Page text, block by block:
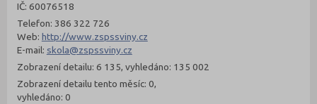
IČ: 60076518
Telefon: 386 322 726
Web: http://www.zspssviny.cz
E-mail: skola@zspssviny.cz
Zobrazení detailu: 6 135, vyhledáno: 135 002
Zobrazení detailu tento měsíc: 0,
vyhledáno: 0